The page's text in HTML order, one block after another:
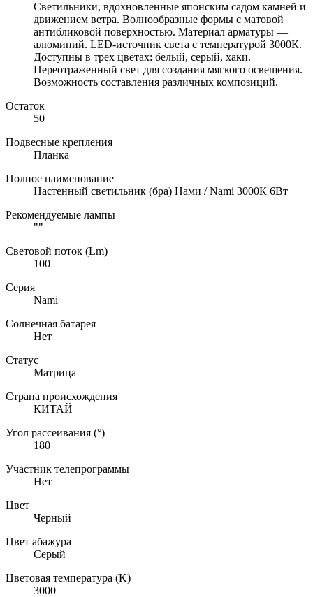
Светильники, вдохновленные японским садом камней и
движением ветра. Волнообразные формы с матовой
антибликовой поверхностью. Материал арматуры —
алюминий. LED-источник света с температурой 3000К.
Доступны в трех цветах: белый, серый, хаки.
Переотраженный свет для создания мягкого освещения.
Возможность составления различных композиций.
Остаток
50
Подвесные крепления
Планка
Полное наименование
Настенный светильник (бра) Нами / Nami 3000К 6Вт
Рекомендуемые лампы
""
Световой поток (Lm)
100
Серия
Nami
Солнечная батарея
Нет
Статус
Матрица
Страна происхождения
КИТАЙ
Угол рассеивания (°)
180
Участник телепрограммы
Нет
Цвет
Черный
Цвет абажура
Серый
Цветовая температура (K)
3000